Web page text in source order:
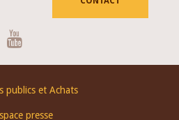
publics et Achats
presse